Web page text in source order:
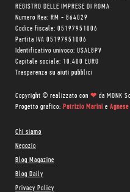
REGISTRO DELLE IMPRESE DI ROMA
Numero Rea: RM - 864029
Codice fiscale: 05197951006
Partita IVA 05197951006
Identificativo univoco: USAL8PV
Capitale sociale: 10.400 EURO
Trasparenza su aiuti pubblici
Copyright © realizzato con ❤ da MONK
Progetto grafico: Patrizio Marini e
Chi siamo
Negozio
Blog Magazine
Blog Daily
Privacy Policy